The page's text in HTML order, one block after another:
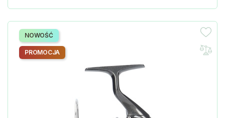
NOWOŚĆ
PROMOCJA